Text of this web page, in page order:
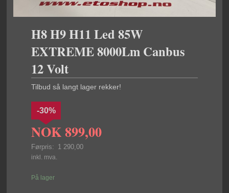
H8 H9 H11 Led 85W
EXTREME 8000Lm Canbus
12 Volt
Tilbud så langt lager rekker!
NOK899,00
Førpris: 1 290,00
Rabatt
-30%
inkl. mva.
På lager